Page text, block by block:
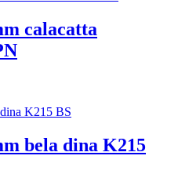
calacatta
bela dina K215